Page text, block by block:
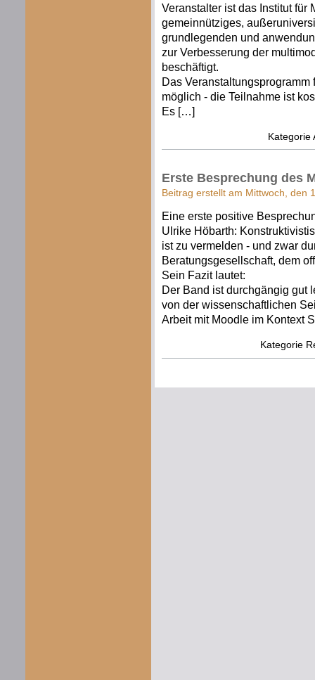
Veranstalter ist das Institut für
gemeinnütziges,
grundlegenden und
zur Verbesserung der
beschäftigt.
Das
möglich - die Teilnahme ist
Es […]
Kategorie
Erste Besprechung des
Beitrag erstellt am Mittwoch, den
Eine erste positive
Ulrike Höbarth:
ist zu vermelden - und zwar
Beratungsgesellschaft, dem
Sein Fazit lautet:
Der Band ist durchgängig gut
von der wissenschaftlichen
Arbeit mit Moodle im Kontext
Kategorie